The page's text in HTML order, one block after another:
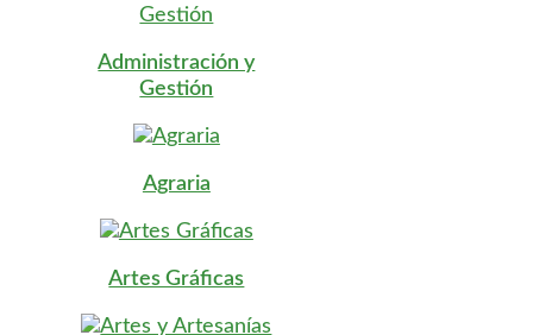
Administración y
Gestión
Agraria
Artes Gráficas